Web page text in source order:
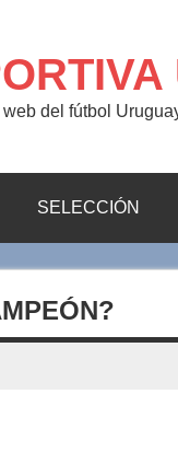
del fútbol
SELECCIÓN